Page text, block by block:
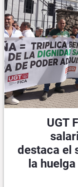
UGT
destaca el
la